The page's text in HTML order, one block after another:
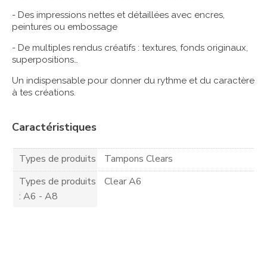
- Des impressions nettes et détaillées avec encres,
peintures ou embossage
- De multiples rendus créatifs : textures, fonds originaux,
superpositions…
Un indispensable pour donner du rythme et du caractère
à tes créations.
Caractéristiques
Types de produits
Tampons Clears
Types de produits
: A6 - A8
Clear A6